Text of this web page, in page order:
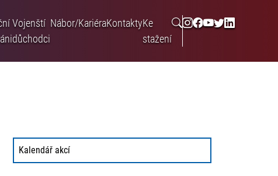
Vojenští
důchodci
Nábor/KariéraKontaktyKe
stažení
Kalendář akcí